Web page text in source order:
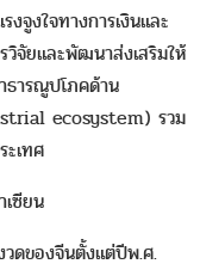
จูงใจทางการเงินและ
จัยและพัฒนาส่งเสริมให้
ธารณูปโภคด้าน
ecosystem) รวม
เทศ
ซียน
วดของจีนตั้งแต่ปีพ.ศ.